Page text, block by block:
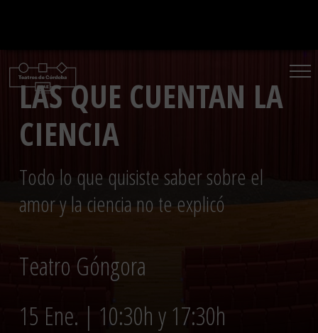
contenido
LAS QUE CUENTAN LA
CIENCIA
Todo lo que quisiste saber sobre el
amor y la ciencia no te explicó
Teatro Góngora
15 Ene. | 10:30h y 17:30h